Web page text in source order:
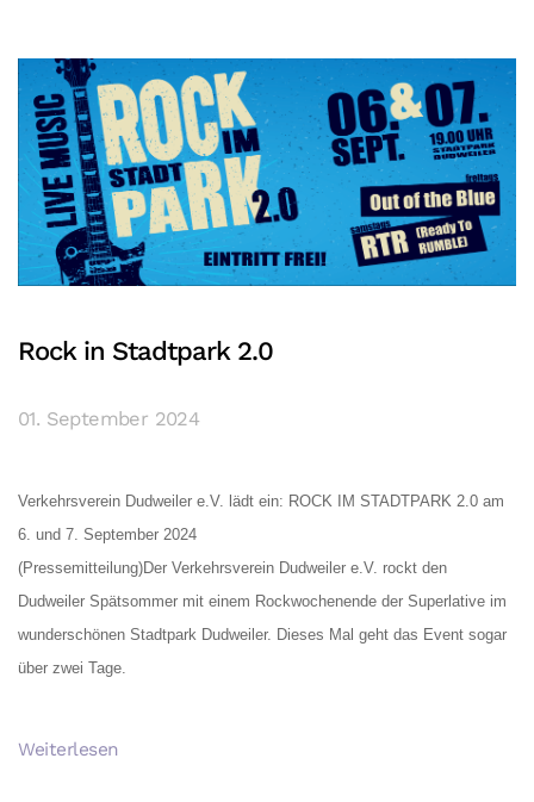
Rock in Stadtpark 2.0
01. September 2024
Verkehrsverein Dudweiler e.V. lädt ein: ROCK IM STADTPARK 2.0 am
6. und 7. September 2024
(Pressemitteilung)Der Verkehrsverein Dudweiler e.V. rockt den
Dudweiler Spätsommer mit einem Rockwochenende der Superlative im
wunderschönen Stadtpark Dudweiler. Dieses Mal geht das Event sogar
über zwei Tage.
Weiterlesen